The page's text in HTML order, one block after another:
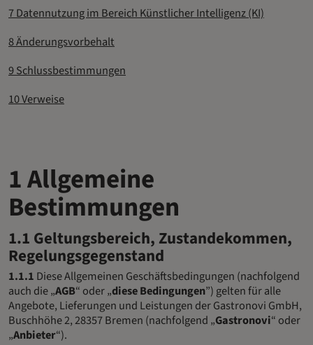
7 Datennutzung im Bereich Künstlicher Intelligenz (KI)
8 Änderungsvorbehalt
9 Schlussbestimmungen
10 Verweise
1 Allgemeine
Bestimmungen
1.1 Geltungsbereich, Zustandekommen,
Regelungsgegenstand
1.1.1 Diese Allgemeinen Geschäftsbedingungen (nachfolgend
auch die „AGB“ oder „diese Bedingungen”) gelten für alle
Angebote, Lieferungen und Leistungen der Gastronovi GmbH,
Buschhöhe 2, 28357 Bremen (nachfolgend „Gastronovi“ oder
„Anbieter“).